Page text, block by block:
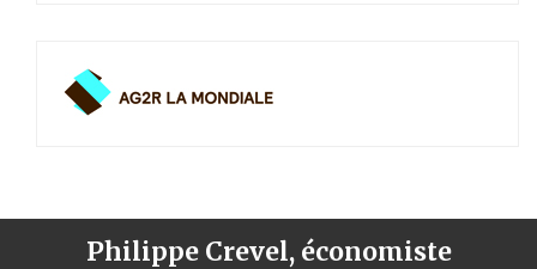
Philippe Crevel, économiste